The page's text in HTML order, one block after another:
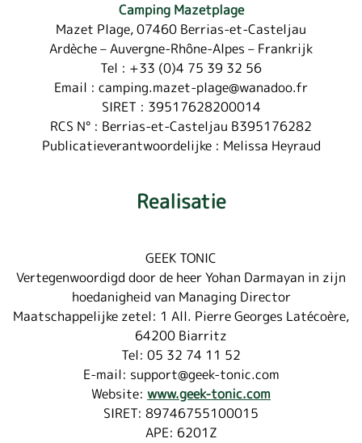
Camping Mazetplage
Mazet Plage, 07460 Berrias-et-Casteljau
Ardèche – Auvergne-Rhône-Alpes – Frankrijk
Tel : +33 (0)4 75 39 32 56
Email : camping.mazet-plage@wanadoo.fr
SIRET : 39517628200014
RCS N° : Berrias-et-Casteljau B395176282
Publicatieverantwoordelijke : Melissa Heyraud
Realisatie
GEEK TONIC
Vertegenwoordigd door de heer Yohan Darmayan in zijn
hoedanigheid van Managing Director
Maatschappelijke zetel: 1 All. Pierre Georges Latécoère,
64200 Biarritz
Tel: 05 32 74 11 52
E-mail: support@geek-tonic.com
Website: www.geek-tonic.com
SIRET: 89746755100015
APE: 6201Z